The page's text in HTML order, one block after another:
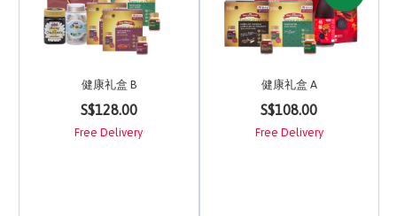
健康礼盒 B
5 out of 5 Customer Rating
S$128.00
Free Delivery
健康礼盒 A
4 out of 5 Customer
S$108.00
Free Delivery